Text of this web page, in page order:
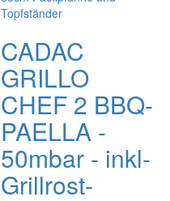
CADAC
GRILLO
CHEF 2 BBQ-
PAELLA -
50mbar - inkl-
Grillrost-